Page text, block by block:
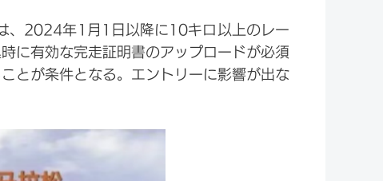
、2024年1月1日以降に10キロ以上のレー
に有効な完走証明書のアップロードが必須
とが条件となる。エントリーに影響が出な